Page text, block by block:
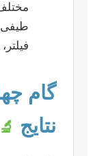
گام
نتایج 🔬